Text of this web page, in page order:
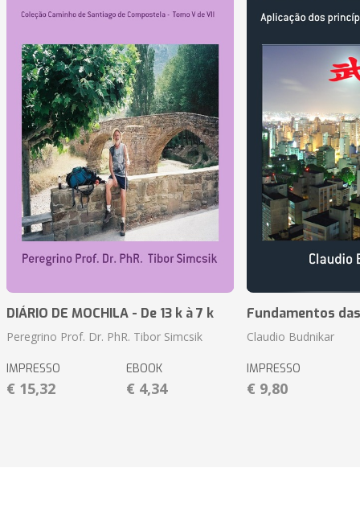
DIÁRIO DE MOCHILA - De 13 k à 7 k
Peregrino Prof. Dr. PhR. Tibor Simcsik
IMPRESSO
€ 15,32
EBOOK
€ 4,34
Fundamentos
Claudio Budnikar
IMPRESSO
€ 9,80